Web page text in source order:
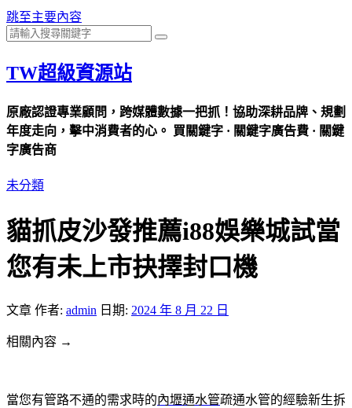
跳至主要內容
TW超級資源站
原廠認證專業顧問，跨媒體數據一把抓！協助深耕品牌、規劃
年度走向，擊中消費者的心。 買關鍵字 · 關鍵字廣告費 · 關鍵
字廣告商
未分類
貓抓皮沙發推薦i88娛樂城試當
您有未上市抉擇封口機
文章 作者: admin 日期: 2024 年 8 月 22 日
相關內容 →
當您有管路不通的需求時的內壢通水管疏通水管的經驗新生拆